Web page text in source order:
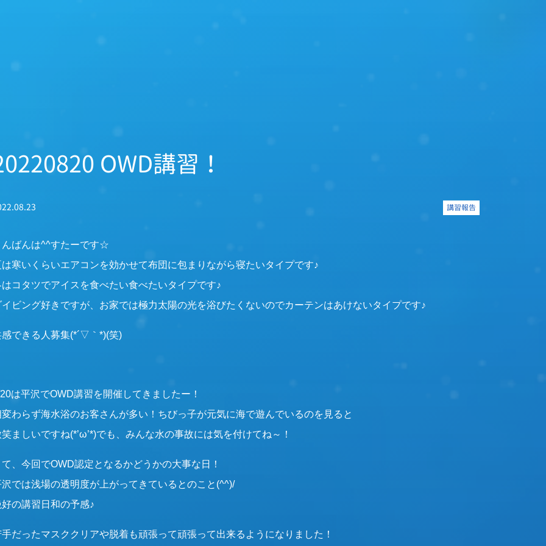
OWD講習！
講習報告
んばんは^^すたーです☆
寒いくらいエアコンを効かせて布団に包まりながら寝たいタイプです♪
コタツでアイスを食べたい食べたいタイプです♪
ビング好きですが、お家では極力太陽の光を浴びたくないのでカーテンはあけないタイプです♪
できる人募集(*´▽｀*)(笑)
は平沢でOWD講習を開催してきましたー！
わらず海水浴のお客さんが多い！ちびっ子が元気に海で遊んでいるのを見ると
ましいですね(*’ω’*)でも、みんな水の事故には気を付けてね～！
、今回でOWD認定となるかどうかの大事な日！
では浅場の透明度が上がってきているとのこと(^^)/
の講習日和の予感♪
だったマスククリアや脱着も頑張って頑張って出来るようになりました！